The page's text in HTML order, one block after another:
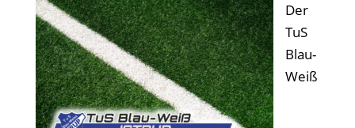
Der
TuS
Blau-
Weiß